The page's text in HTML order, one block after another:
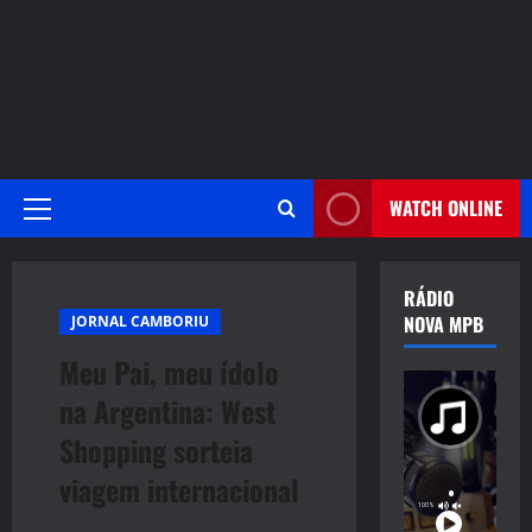
Primary
WATCH ONLINE
JORNAL CAMBORIU
Meu Pai, meu ídolo
na Argentina: West
Shopping sorteia
viagem internacional
RÁDIO
NOVA MPB